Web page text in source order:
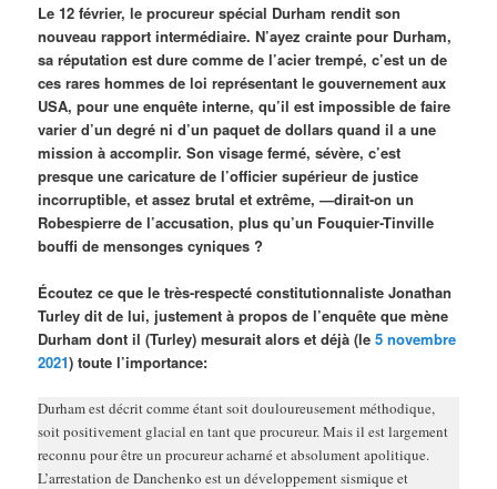
Le 12 février, le procureur spécial Durham rendit son
nouveau rapport intermédiaire. N’ayez crainte pour Durham,
sa réputation est dure comme de l’acier trempé, c’est un de
ces rares hommes de loi représentant le gouvernement aux
USA, pour une enquête interne, qu’il est impossible de faire
varier d’un degré ni d’un paquet de dollars quand il a une
mission à accomplir. Son visage fermé, sévère, c’est
presque une caricature de l’officier supérieur de justice
incorruptible, et assez brutal et extrême, —dirait-on un
Robespierre de l’accusation, plus qu’un Fouquier-Tinville
bouffi de mensonges cyniques ?
Écoutez ce que le très-respecté constitutionnaliste Jonathan
Turley dit de lui, justement à propos de l’enquête que mène
Durham dont il (Turley) mesurait alors et déjà (le5 novembre
2021) toute l’importance:
Durham est décrit comme étant soit douloureusement méthodique,
soit positivement glacial en tant que procureur. Mais il est largement
reconnu pour être un procureur acharné et absolument apolitique.
L’arrestation de Danchenko est un développement sismique et